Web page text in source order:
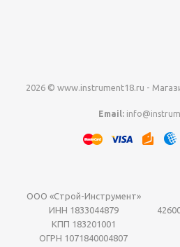
2026 © www.instrument18.ru -
Email:
ООО «Строй-Инструмент»
ИНН 1833044879
КПП 183201001
ОГРН 1071840004807